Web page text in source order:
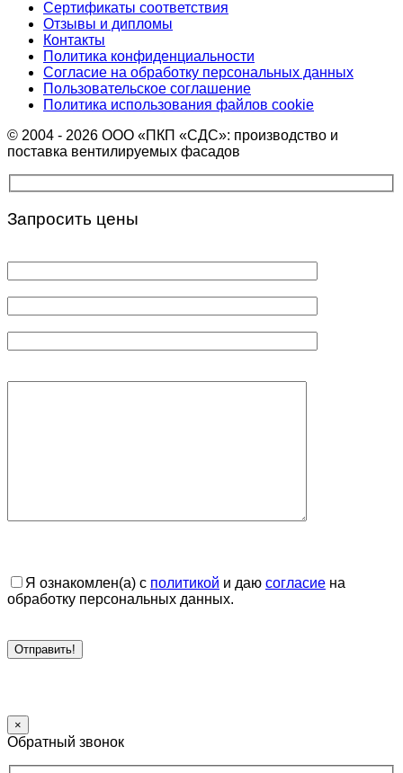
Сертификаты соответствия
Отзывы и дипломы
Контакты
Политика конфиденциальности
Согласие на обработку персональных данных
Пользовательское соглашение
Политика использования файлов cookie
© 2004 - 2026 ООО «ПКП «СДС»: производство и
поставка вентилируемых фасадов
Запросить цены
Я ознакомлен(а) с политикой и даю согласие на
обработку персональных данных.
×
Обратный звонок